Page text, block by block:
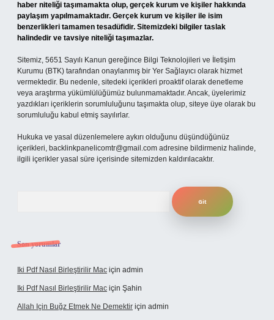
haber niteliği taşımamakta olup, gerçek kurum ve kişiler hakkında
paylaşım yapılmamaktadır. Gerçek kurum ve kişiler ile isim
benzerlikleri tamamen tesadüfidir. Sitemizdeki bilgiler taslak
halindedir ve tavsiye niteliği taşımazlar.
Sitemiz, 5651 Sayılı Kanun gereğince Bilgi Teknolojileri ve İletişim
Kurumu (BTK) tarafından onaylanmış bir Yer Sağlayıcı olarak hizmet
vermektedir. Bu nedenle, sitedeki içerikleri proaktif olarak denetleme
veya araştırma yükümlülüğümüz bulunmamaktadır. Ancak, üyelerimiz
yazdıkları içeriklerin sorumluluğunu taşımakta olup, siteye üye olarak bu
sorumluluğu kabul etmiş sayılırlar.
Hukuka ve yasal düzenlemelere aykırı olduğunu düşündüğünüz
içerikleri, backlinkpanelicomtr@gmail.com adresine bildirmeniz halinde,
ilgili içerikler yasal süre içerisinde sitemizden kaldırılacaktır.
Son yorumlar
Iki Pdf Nasıl Birleştirilir Mac için admin
Iki Pdf Nasıl Birleştirilir Mac için Şahin
Allah Için Buğz Etmek Ne Demektir için admin